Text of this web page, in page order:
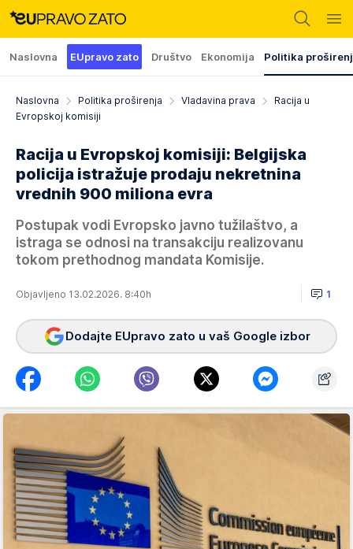
Naslovna EUpravo zato Društvo Ekonomija Politika
Naslovna Politika proširenja Vladavina prava
Racija u
Evropskoj komisiji
Racija u Evropskoj komisiji: Belgijska
policija istražuje prodaju nekretnina
vrednih 900 miliona evra
Postupak vodi Evropsko javno tužilaštvo, a
istraga se odnosi na transakciju realizovanu
tokom prethodnog mandata Komisije.
Objavljeno 13.02.2026. 8:40h 1
Dodajte EUpravo zato u vaš Google izbor